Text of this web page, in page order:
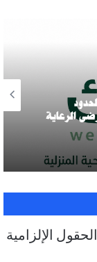
الرعاية
الحقول الإلزامية